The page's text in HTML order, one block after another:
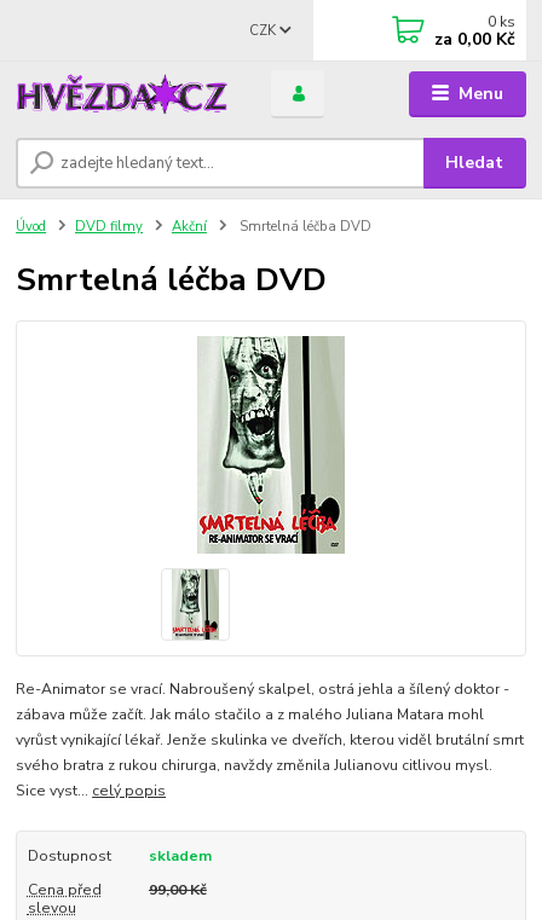
Menu
CZK
Hledat
0 ks
za 0,00 Kč
Úvod DVD filmy Akční Smrtelná léčba DVD
Smrtelná léčba DVD
Re-Animator se vrací. Nabroušený skalpel, ostrá jehla a šílený doktor -
zábava může začít. Jak málo stačilo a z malého Juliana Matara mohl
vyrůst vynikající lékař. Jenže skulinka ve dveřích, kterou viděl brutální smrt
svého bratra z rukou chirurga, navždy změnila Julianovu citlivou mysl.
Sice vyst... celý popis
Dostupnost
skladem
Cena před
slevou
99,00 Kč